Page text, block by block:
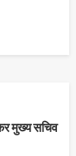
मुख्य सचिव